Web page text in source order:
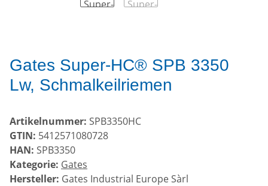
Gates Super-HC® SPB 3350
Lw, Schmalkeilriemen
Artikelnummer: SPB3350HC
GTIN: 5412571080728
HAN: SPB3350
Kategorie: Gates
Hersteller: Gates Industrial Europe Sàrl